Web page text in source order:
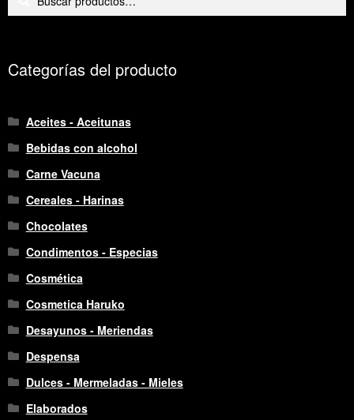
Categorías del producto
Aceites - Aceitunas
Bebidas con alcohol
Carne Vacuna
Cereales - Harinas
Chocolates
Condimentos - Especias
Cosmética
Cosmetica Haruko
Desayunos - Meriendas
Despensa
Dulces - Mermeladas - Mieles
Elaborados